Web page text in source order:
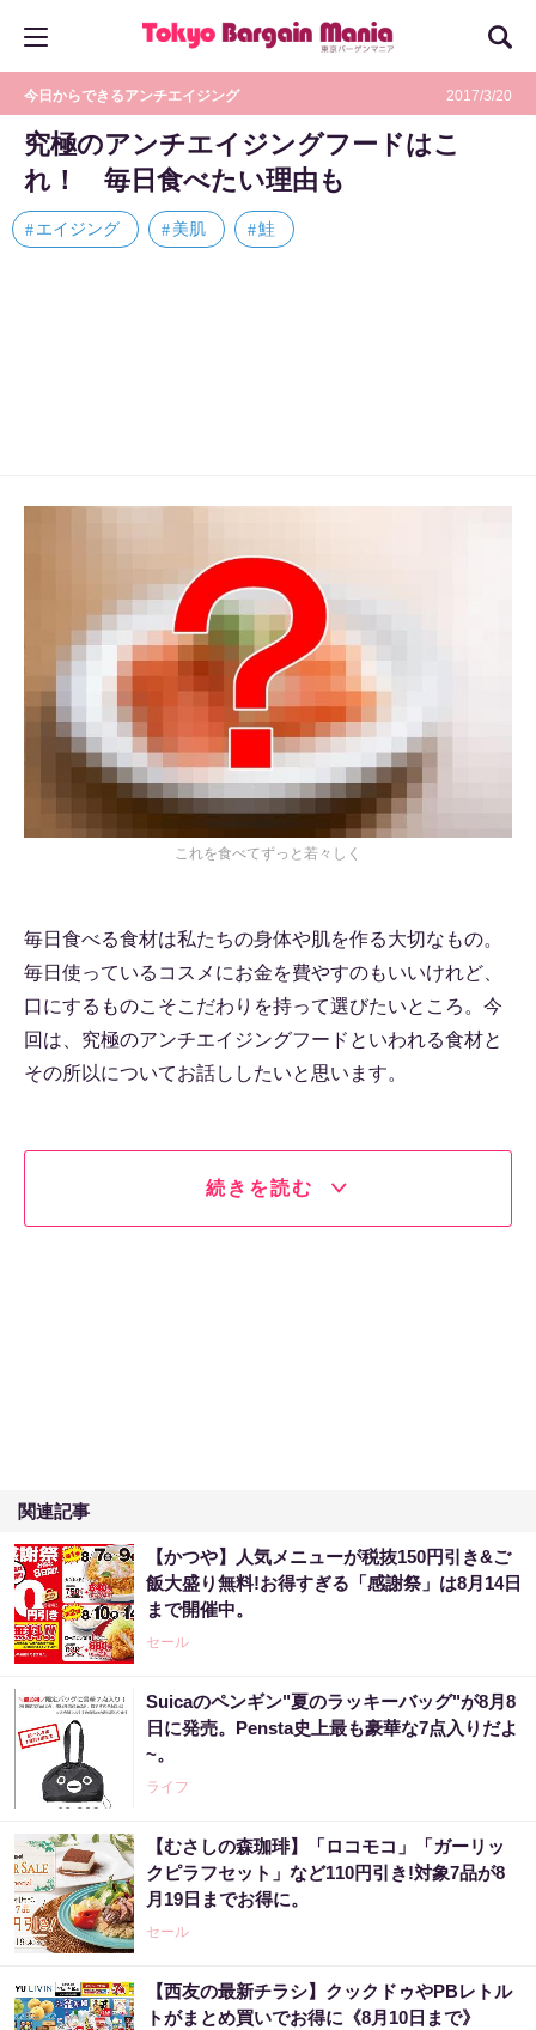
今日からできるアンチエイジング 2017/3/20
究極のアンチエイジングフードはこ
れ！ 毎日食べたい理由も
エイジング 美肌 鮭
これを食べてずっと若々しく
毎日食べる食材は私たちの身体や肌を作る大切なもの。
毎日使っているコスメにお金を費やすのもいいけれど、
口にするものこそこだわりを持って選びたいところ。今
回は、究極のアンチエイジングフードといわれる食材と
その所以についてお話ししたいと思います。
続きを読む
関連記事
【かつや】人気メニューが税抜150円引き&ご
飯大盛り無料!お得すぎる「感謝祭」は8月14日
まで開催中。
セール
Suicaのペンギン"夏のラッキーバッグ"が8月8
日に発売。Pensta史上最も豪華な7点入りだよ
~。
ライフ
【むさしの森珈琲】「ロコモコ」「ガーリッ
クピラフセット」など110円引き!対象7品が8
月19日までお得に。
セール
【西友の最新チラシ】クックドゥやPBレトル
トがまとめ買いでお得に《8月10日まで》